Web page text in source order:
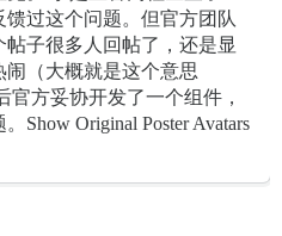
过这个问题。但官方团队
子很多人回帖了，还是显
（大概就是这个意思
官方妥协开发了一个组件，
Show Original Poster Avatars